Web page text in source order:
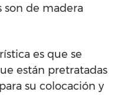
son de madera
es que se
están pretratadas
su colocación y